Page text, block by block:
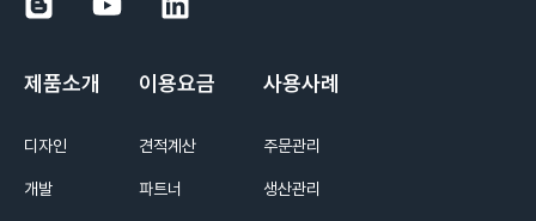
제품소개
디자인
개발
이용요금
견적계산
파트너
사용사례
주문관리
생산관리